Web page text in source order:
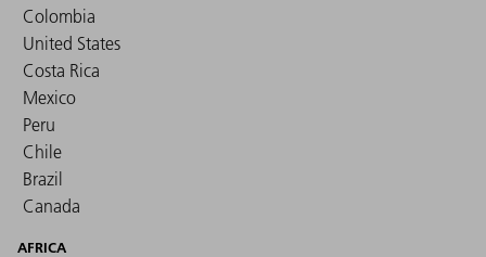
Colombia
United States
Costa Rica
Mexico
Peru
Chile
Brazil
Canada
AFRICA